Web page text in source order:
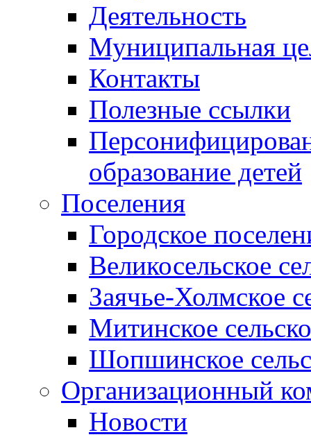
Деятельность
Муниципальная
Контакты
Полезные ссылки
образование детей
Поселения
Городское
Великосельское
Заячье-Холмское
Митинское
Шопшинское
Организационный
Новости